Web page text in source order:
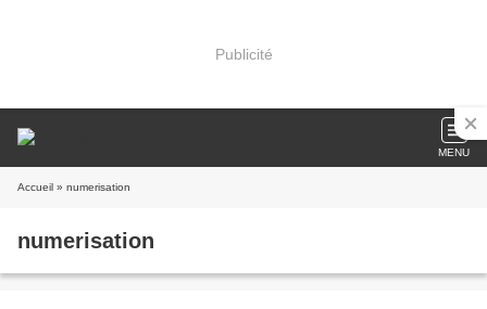
Publicité
MENU
Accueil » numerisation
numerisation